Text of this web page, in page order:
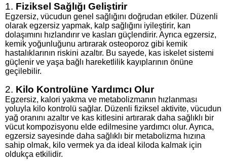
1. Fiziksel Sağlığı Geliştirir
Egzersiz, vücudun genel sağlığını doğrudan etkiler. Düzenli
olarak egzersiz yapmak, kalp sağlığını iyileştirir, kan
dolaşımını hızlandırır ve kasları güçlendirir. Ayrıca egzersiz,
kemik yoğunluğunu artırarak osteoporoz gibi kemik
hastalıklarının riskini azaltır. Bu sayede, kas iskelet sistemi
güçlenir ve yaşa bağlı hareketlilik kayıplarının önüne
geçilebilir.
2. Kilo Kontrolüne Yardımcı Olur
Egzersiz, kalori yakma ve metabolizmanın hızlanması
yoluyla kilo kontrolü sağlar. Düzenli fiziksel aktivite, vücudun
yağ oranını azaltır ve kas kitlesini artırarak daha sağlıklı bir
vücut kompozisyonu elde edilmesine yardımcı olur. Ayrıca,
egzersiz sayesinde daha sağlıklı bir metabolizma hızına
sahip olmak, kilo vermek ya da ideal kiloda kalmak için
oldukça etkilidir.